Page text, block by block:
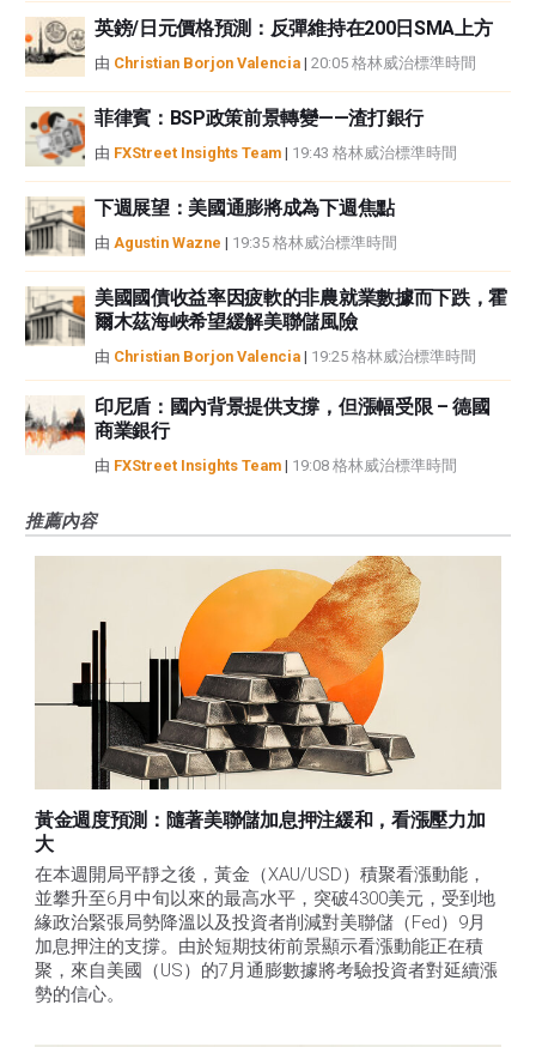
英鎊/日元價格預測：反彈維持在200日SMA上方
由 Christian Borjon Valencia | 20:05 格林威治標準時間
菲律賓：BSP政策前景轉變——渣打銀行
由 FXStreet Insights Team | 19:43 格林威治標準時間
下週展望：美國通膨將成為下週焦點
由 Agustin Wazne | 19:35 格林威治標準時間
美國國債收益率因疲軟的非農就業數據而下跌，霍
爾木茲海峽希望緩解美聯儲風險
由 Christian Borjon Valencia | 19:25 格林威治標準時間
印尼盾：國內背景提供支撐，但漲幅受限 – 德國
商業銀行
由 FXStreet Insights Team | 19:08 格林威治標準時間
推薦內容
黃金週度預測：隨著美聯儲加息押注緩和，看漲壓力加
大
在本週開局平靜之後，黃金（XAU/USD）積聚看漲動能，
並攀升至6月中旬以來的最高水平，突破4300美元，受到地
緣政治緊張局勢降溫以及投資者削減對美聯儲（Fed）9月
加息押注的支撐。由於短期技術前景顯示看漲動能正在積
聚，來自美國（US）的7月通膨數據將考驗投資者對延續漲
勢的信心。